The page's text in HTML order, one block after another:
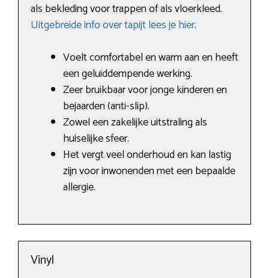
als bekleding voor trappen of als vloerkleed.
Uitgebreide info over tapijt lees je hier.
Voelt comfortabel en warm aan en heeft
een geluiddempende werking.
Zeer bruikbaar voor jonge kinderen en
bejaarden (anti-slip).
Zowel een zakelijke uitstraling als
huiselijke sfeer.
Het vergt veel onderhoud en kan lastig
zijn voor inwonenden met een bepaalde
allergie.
Vinyl